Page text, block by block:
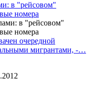
в "рейсовом"
номера
очередной
мигрантами, -…